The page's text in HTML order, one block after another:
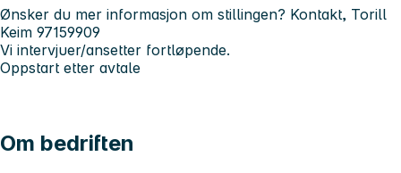
Ønsker du mer informasjon om stillingen? Kontakt, Torill
Keim 97159909
Vi intervjuer/ansetter fortløpende.
Oppstart etter avtale
Om bedriften